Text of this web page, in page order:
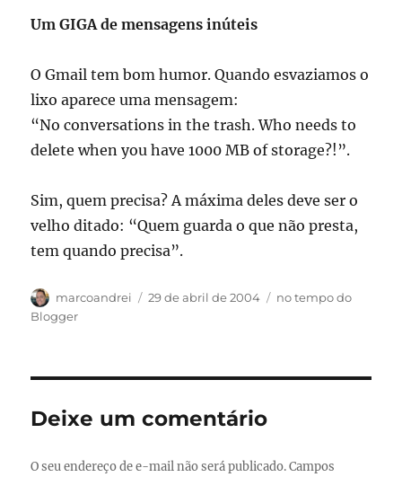
Um GIGA de mensagens inúteis
O Gmail tem bom humor. Quando esvaziamos o
lixo aparece uma mensagem:
“No conversations in the trash. Who needs to
delete when you have 1000 MB of storage?!”.
Sim, quem precisa? A máxima deles deve ser o
velho ditado: “Quem guarda o que não presta,
tem quando precisa”.
Autor
marcoandrei
Publicado
29 de abril de 2004 Categorias
no tempo do
Blogger
Deixe um comentário
O seu endereço de e-mail não será publicado. Campos